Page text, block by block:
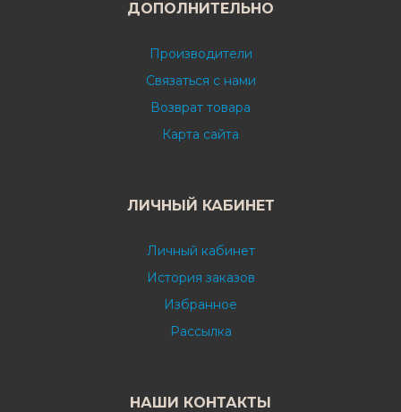
ДОПОЛНИТЕЛЬНО
Производители
Связаться с нами
Возврат товара
Карта сайта
ЛИЧНЫЙ КАБИНЕТ
Личный кабинет
История заказов
Избранное
Рассылка
НАШИ КОНТАКТЫ